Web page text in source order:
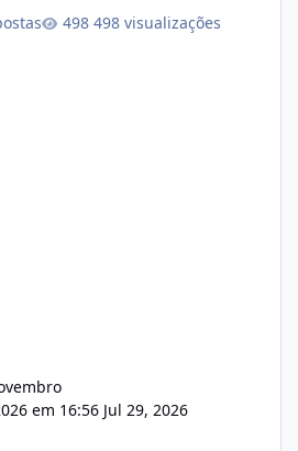
498 visualizações
em 16:56 Jul 29, 2026